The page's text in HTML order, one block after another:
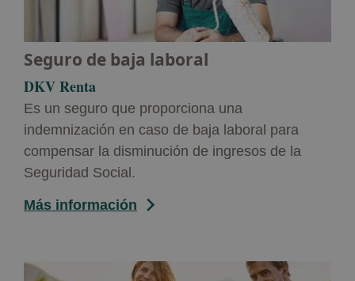
Seguro de baja laboral
DKV Renta
Es un seguro que proporciona una
indemnización en caso de baja laboral para
compensar la disminución de ingresos de la
Seguridad Social.
Más información